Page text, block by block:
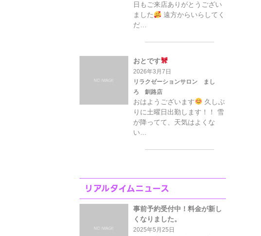
日もご来店ありがとうござい
ました
遠方からいらしてく
だ…
おとです
2026年3月7日
リラクゼーションサロン まし
ろ 釧路店
おはようございます
久しぶ
りに土曜日出勤します！！ 雪
が降ってて、天気はよくな
い…
リアルタイムニュース
事前予約受付中！料金が新し
くなりました。
2025年5月25日